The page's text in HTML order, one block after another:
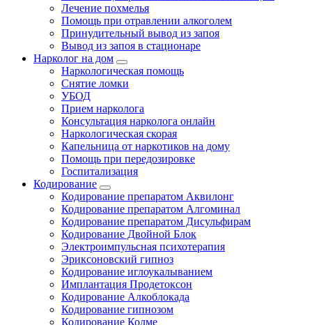
Лечение похмелья
Помощь при отравлении алкоголем
Принудительный вывод из запоя
Вывод из запоя в стационаре
Нарколог на дом
Наркологическая помощь
Снятие ломки
УБОД
Прием нарколога
Консультация нарколога онлайн
Наркологическая скорая
Капельница от наркотиков на дому
Помощь при передозировке
Госпитализация
Кодирование
Кодирование препаратом Аквилонг
Кодирование препаратом Алгоминал
Кодирование препаратом Дисульфирам
Кодирование Двойной Блок
Электроимпульсная психотерапия
Эриксоновский гипноз
Кодирование иглоукалыванием
Имплантация Продетоксон
Кодирование Алкоблокада
Кодирование гипнозом
Кодирование Колме